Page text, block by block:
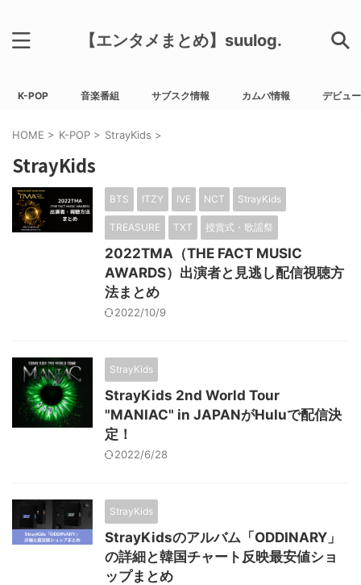
【エンタメまとめ】suulog.
K-POP 音楽番組 サブスク情報 カムバ情報 デビュ
HOME > K-POP > StrayKids >
StrayKids
BTS ITZY IVE NCT StrayKids
TREASURE TXT 授賞式・歌謡祭
2022TMA（THE FACT MUSIC
AWARDS）出演者と見逃し配信視聴方
法まとめ
2022/10/9
StrayKids
StrayKids 2nd World Tour
"MANIAC" in JAPANがHuluで配信決
定！
2022/6/28
StrayKids
StrayKidsのアルバム「ODDINARY」
の詳細と韓国チャート反映最安値ショ
ップまとめ